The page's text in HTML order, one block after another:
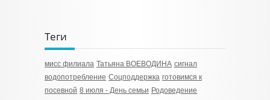
Теги
мисс филиала Татьяна ВОЕВОДИНА сигнал
водопотребление Соцподдержка готовимся к
посевной 8 июля - День семьи Родоведение